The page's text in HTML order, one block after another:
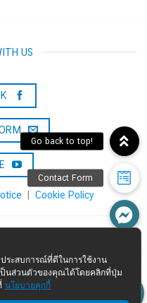
US
Cookie Policy
ระสบการณ์ที่ดีในการใช้งาน
นส่วนตัวของคุณได้โดยคลิกที่ปุ่ม
นโยบายคุกกี้